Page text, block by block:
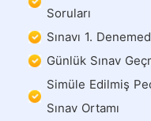
Soruları
Sınavı 1.
Günlük Sınav
Simüle Edilmiş
Sınav Ortamı